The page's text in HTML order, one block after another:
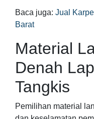
Baca juga: Jual
Barat
Material
Denah
Tangkis
Pemilihan material